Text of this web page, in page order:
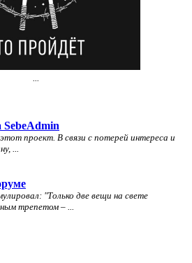
...
SebeAdmin
проект. В связи с потерей интереса и
...
"Только две вещи на свете
трепетом – ...